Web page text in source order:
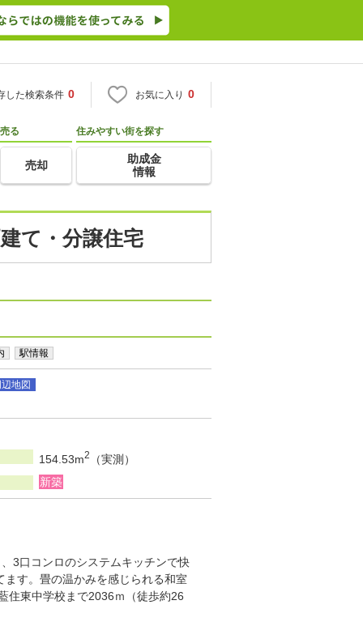
した検索条件 0 お気に入り 0
売る
売却
住みやすい街を探す
助成金
情報
て・分譲住宅
駅情報
地図
154.53m2
（実測）
新築
3口コンロのシステムキッチンで快
す。畳の温かみを感じられる和室
住東中学校まで2036ｍ（徒歩約26